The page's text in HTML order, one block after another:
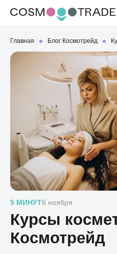
Главная Блог Космотрейд
5 МИНУТ6 ноября
Курсы
Космотрейд